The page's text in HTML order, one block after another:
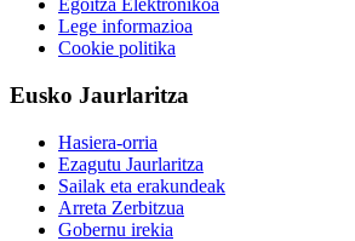
Egoitza Elektronikoa
Lege informazioa
Cookie politika
Eusko Jaurlaritza
Hasiera-orria
Ezagutu Jaurlaritza
Sailak eta erakundeak
Arreta Zerbitzua
Gobernu irekia